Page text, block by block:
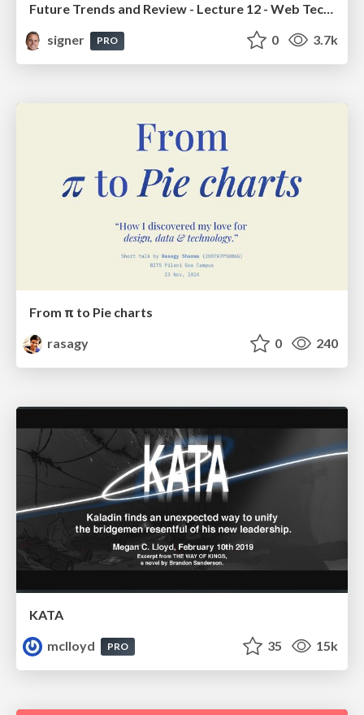
Future Trends and Review - Lecture 12 - Web Technologies (1019888BNR)
signer
PRO 0 3.7k
From π to Pie charts
rasagy
0 240
KATA
mclloyd
PRO 35 15k